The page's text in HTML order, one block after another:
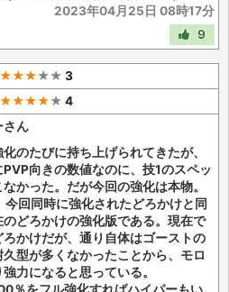
2023年04月25日 08時17分
9
★★★★★ 3
★★★★★ 4
さん
のたびに持ち上げられてきたが、
向きの数値なのに、技1のスペッ
かった。だが今回の強化は本物。
回同時に強化されたどろかけと同
どろかけの強化版である。現在で
かけだが、通り自体はゴーストの
型が多くなかったことから、モロ
力になると思っている。